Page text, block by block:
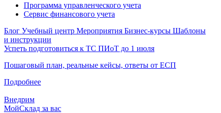
Программа управленческого учета
Сервис финансового учета
Блог Учебный центр Мероприятия Бизнес-курсы Шаблоны
и инструкции
Успеть подготовиться к ТС ПИоТ до 1 июля
Пошаговый план, реальные кейсы, ответы от ЕСП
Подробнее
Внедрим
МойСклад за вас